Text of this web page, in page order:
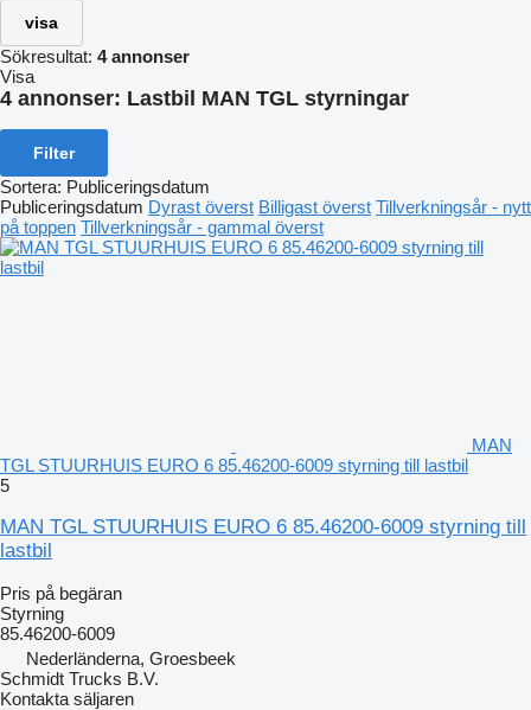
visa
Sökresultat: 4 annonser
Visa
4 annonser: Lastbil MAN TGL styrningar
Filter
Sortera: Publiceringsdatum
Publiceringsdatum Dyrast överst Billigast överst Tillverkningsår - nytt
på toppen Tillverkningsår - gammal överst
MAN
TGL STUURHUIS EURO 6 85.46200-6009 styrning till lastbil
5
MAN TGL STUURHUIS EURO 6 85.46200-6009 styrning till
lastbil
Pris på begäran
Styrning
85.46200-6009
Nederländerna, Groesbeek
Schmidt Trucks B.V.
Kontakta säljaren